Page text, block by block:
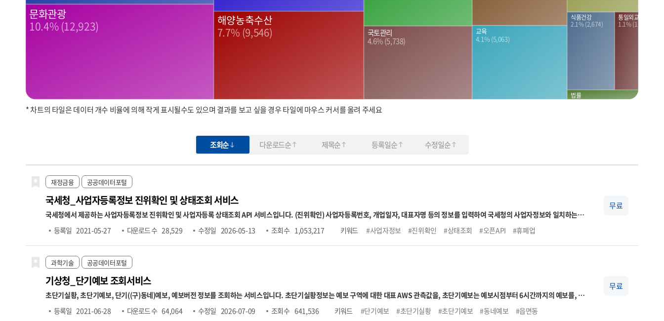
문화관광
10.4% (12,923)
해양농축수산
7.7% (9,546)
국토관리
4.6% (5,738)
교육
4.1% (5,063)
식품건강
2.1% (2,674)
통일외교안보
1.1% (1,331)
법률
0.4% (481)
* 차트의 타일은 데이터 개수 비율에 의해 작게 표시될수도 있으며 결과를 보고 싶을 경우 타일에 마우스 커서를 올려 주세요
조회순 다운로드순 제목순 등록일순 수정일순
재정금융 공공데이터포털
국세청_사업자등록정보 진위확인 및 상태조회 서비스
국세청에서 제공하는 사업자등록정보 진위확인 및 사업자등록 상태조회 API 서비스입니다. (진위확인) 사업자등록번호, 개업일자, 대표자명 등의 정보를 입력하여 국세청의 사업자정보와 일치하는지
진위여부 확인 (상태조회) 사업자등록번호만으로 해당 번호의 사업자 운영상태(휴업, 폐업), 과세유형(일반, 과세, 면세), 폐업일자 정보 조회 (호출허용건수) 1회 100건, 1일 100만건 제한 (테스트) 공
공데이터포털 → 정보공유 → 공지사항 → "[국세청]사업자등록정보 진위확인 및 상태조회 서비스 오픈API 개방 안내" → 오픈API 테스트 링크 ※ 국세청에 등록된 사업자등록정보와 30분 주기로 업
데이트 됨(신규 개업자는 1~2일 소요)
등록일 2021-05-27 다운로드 수 28,529 수정일 2026-05-13 조회 수 1,053,217 키워드 #사업자정보 #진위확인 #상태조회 #오픈API #휴폐업
무료
과학기술 공공데이터포털
기상청_단기예보 조회서비스
초단기실황, 초단기예보, 단기((구)동네)예보, 예보버전 정보를 조회하는 서비스입니다. 초단기실황정보는 예보 구역에 대한 대표 AWS 관측값을, 초단기예보는 예보시점부터 6시간까지의 예보를, 단
기예보는 예보기간을 글피까지 확장 및 예보단위를 상세화(3시간→1시간)하여 시공간적으로 세분화한 예보를 제공합니다. 단기예보는 예보기간과 구역을 시·공간적으로 세분화하여 발표하는 예보입
니다. 지역별 시간별 차이로 인한 수요자의 불편을 최소화하기 위해 전국을 5km*5km 간격의 격자로 나누어 읍, 면, 동 단위의 행정구역 중심으로 상세한 날씨를 제공합니다.
등록일 2021-06-28 다운로드 수 64,064 수정일 2026-07-09 조회 수 641,536 키워드 #단기예보 #초단기실황 #초단기예보 #동네예보 #읍면동
무료